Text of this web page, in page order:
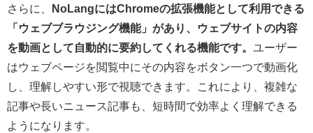
さらに、
NoLangにはChromeの拡張機能として利用できる
「ウェブブラウジング機能」があり、ウェブサイトの内容
を動画として自動的に要約してくれる機能です。 ユーザー
はウェブページを閲覧中にその内容をボタン一つで動画化
し、理解しやすい形で視聴できます。これにより、複雑な
記事や長いニュース記事も、短時間で効率よく理解できる
ようになります。